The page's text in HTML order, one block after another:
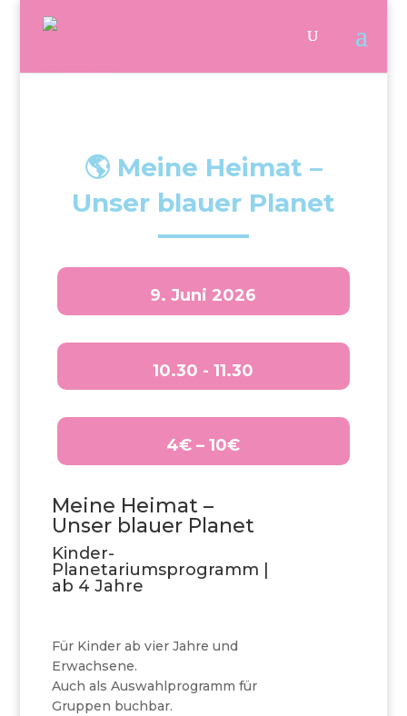
🌎 Meine Heimat –
Unser blauer Planet
9. Juni 2026
10.30 - 11.30
4€ – 10€
Meine Heimat –
Unser blauer Planet
Kinder-
Planetariumsprogramm |
ab 4 Jahre
Für Kinder ab vier Jahre und
Erwachsene.
Auch als Auswahlprogramm für
Gruppen buchbar.